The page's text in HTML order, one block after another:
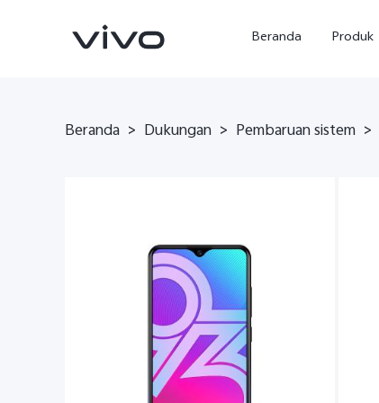
Beranda Produk
baru
Beranda > Dukungan > Pembaruan sistem >